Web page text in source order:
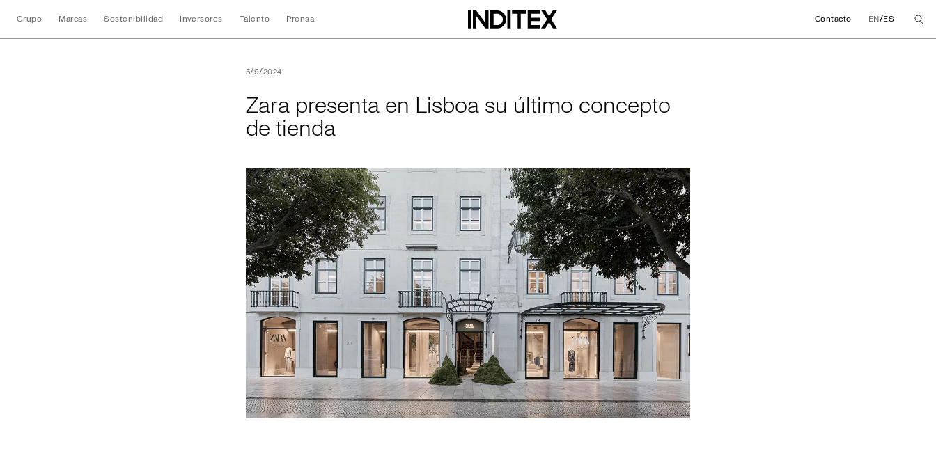
Grupo Marcas Sostenibilidad Inversores Talento Prensa Contacto EN/ES
Zara presenta en Lisboa su último concepto de tienda
5/9/2024
Zara presenta en Lisboa su último concepto
de tienda